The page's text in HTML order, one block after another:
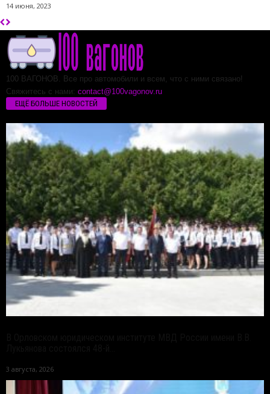
14 июня, 2023
100 ВАГОНОВ. Все про автомобили и всем, что с ними связано!
Свяжитесь с нами: contact@100vagonov.ru
ЕЩЁ БОЛЬШЕ НОВОСТЕЙ
3 августа, 2026